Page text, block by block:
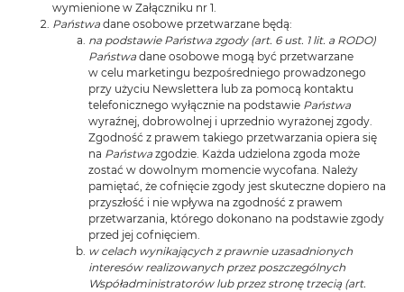
wymienione w Załączniku nr 1.
Państwadane osobowe przetwarzane będą:
na podstawie Państwa zgody (art. 6 ust. 1 lit. a RODO)
Państwadane osobowe mogą być przetwarzane
w celu marketingu bezpośredniego prowadzonego
przy użyciu Newslettera lub za pomocą kontaktu
telefonicznego wyłącznie na podstawie Państwa
wyraźnej, dobrowolnej i uprzednio wyrażonej zgody.
Zgodność z prawem takiego przetwarzania opiera się
na Państwazgodzie. Każda udzielona zgoda może
zostać w dowolnym momencie wycofana. Należy
pamiętać, że cofnięcie zgody jest skuteczne dopiero na
przyszłość i nie wpływa na zgodność z prawem
przetwarzania, którego dokonano na podstawie zgody
przed jej cofnięciem.
w celach wynikających z prawnie uzasadnionych
interesów realizowanych przez poszczególnych
Współadministratorów lub przez stronę trzecią (art.